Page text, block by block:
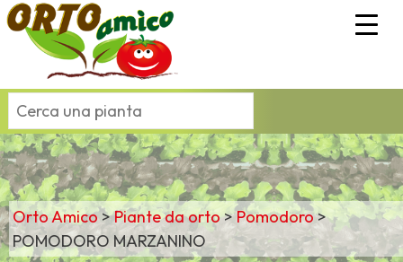
Orto Amico>Piante da orto>Pomodoro>
POMODORO MARZANINO